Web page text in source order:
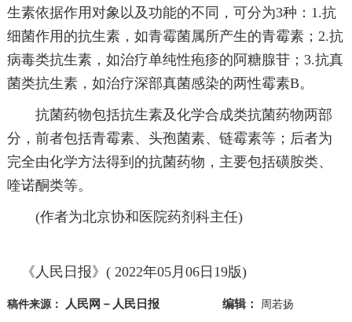
生素依据作用对象以及功能的不同，可分为3种：1.抗
细菌作用的抗生素，如青霉菌属所产生的青霉素；2.抗
病毒类抗生素，如治疗单纯性疱疹的阿糖腺苷；3.抗真
菌类抗生素，如治疗深部真菌感染的两性霉素B。
抗菌药物包括抗生素及化学合成类抗菌药物两部
分，前者包括青霉素、头孢菌素、链霉素等；后者为
完全由化学方法得到的抗菌药物，主要包括磺胺类、
喹诺酮类等。
(作者为北京协和医院药剂科主任)
《人民日报》( 2022年05月06日19版)
稿件来源： 人民网－人民日报 编辑： 周若扬